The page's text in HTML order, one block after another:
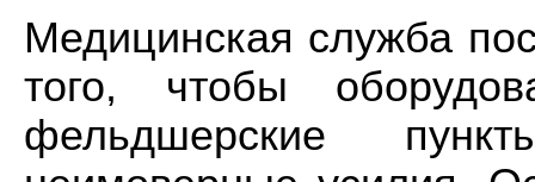
Медицинская служба
того, чтобы
фельдшерские